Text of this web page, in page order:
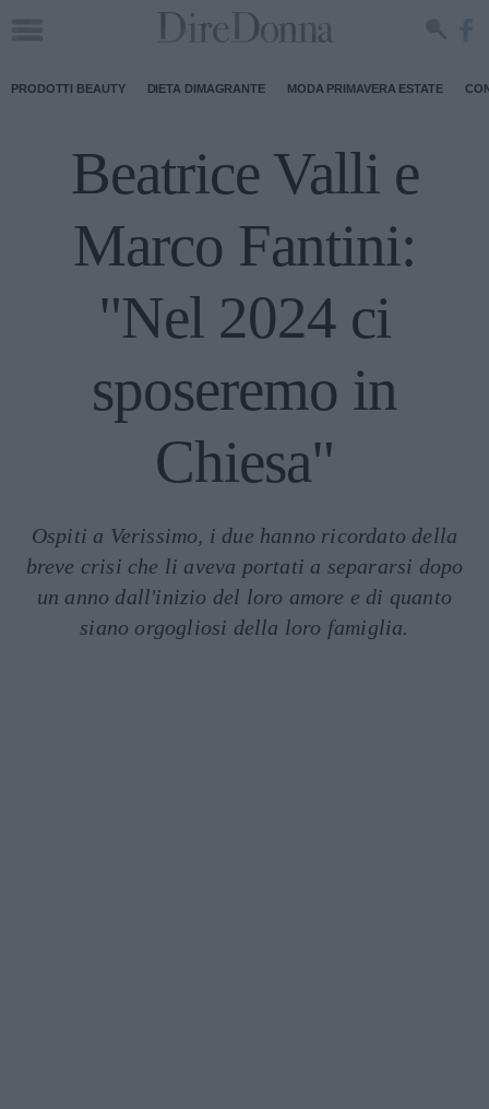
PRODOTTI BEAUTY DIETA DIMAGRANTE MODA PRIMAVERA ESTATE
Beatrice Valli e
Marco Fantini:
"Nel 2024 ci
sposeremo in
Chiesa"
Ospiti a Verissimo, i due hanno ricordato della
breve crisi che li aveva portati a separarsi dopo
un anno dall'inizio del loro amore e di quanto
siano orgogliosi della loro famiglia.